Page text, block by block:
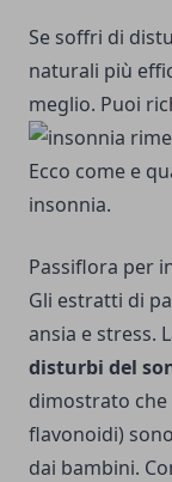
Se soffri di
naturali più
meglio. Puoi
Ecco come e
insonnia.
Passiflora per
Gli estratti di
ansia e stress.
disturbi del
dimostrato
flavonoidi)
dai bambini.